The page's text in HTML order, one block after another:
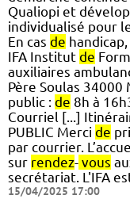
Qualiopi et
individualisé pour
En cas de
IFA Institut de
auxiliaires
Père Soulas
public : de 8h à
Courriel [...]
PUBLIC Merci de
par courrier.
sur rendez- vous
secrétariat. L'IFA
15/04/2025 17:00